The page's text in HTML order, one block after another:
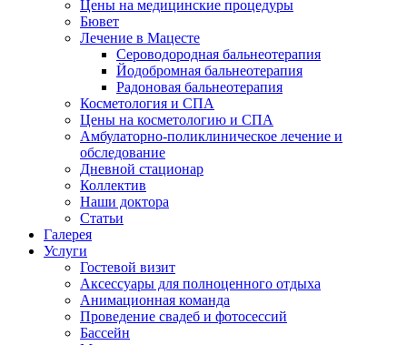
Цены на медицинские процедуры
Бювет
Лечение в Мацесте
Сероводородная бальнеотерапия
Йодобромная бальнеотерапия
Радоновая бальнеотерапия
Косметология и СПА
Цены на косметологию и СПА
Амбулаторно-поликлиническое лечение и
обследование
Дневной стационар
Коллектив
Наши доктора
Статьи
Галерея
Услуги
Гостевой визит
Аксессуары для полноценного отдыха
Анимационная команда
Проведение свадеб и фотосессий
Бассейн